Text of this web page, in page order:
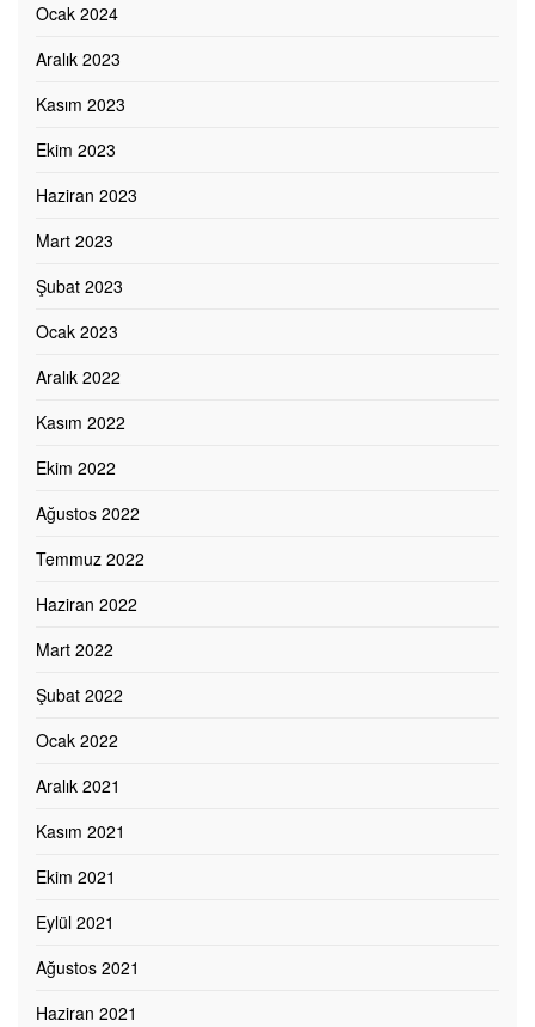
Ocak 2024
Aralık 2023
Kasım 2023
Ekim 2023
Haziran 2023
Mart 2023
Şubat 2023
Ocak 2023
Aralık 2022
Kasım 2022
Ekim 2022
Ağustos 2022
Temmuz 2022
Haziran 2022
Mart 2022
Şubat 2022
Ocak 2022
Aralık 2021
Kasım 2021
Ekim 2021
Eylül 2021
Ağustos 2021
Haziran 2021